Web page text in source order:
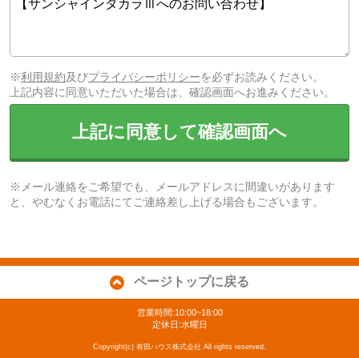
※利用規約及びプライバシーポリシーを必ずお読みください。
上記内容に同意いただいた場合は、確認画面へお進みください。
上記に同意して確認画面へ
※メール連絡をご希望でも、メールアドレスに間違いがあります
と、やむなくお電話にてご連絡差し上げる場合もございます。
ページトップに戻る
営業時間:10:00~18:00
定休日:水曜日
Copyright(c) 有田ハウス株式会社 All rights reserved.